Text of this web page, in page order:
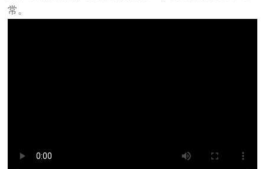
常。